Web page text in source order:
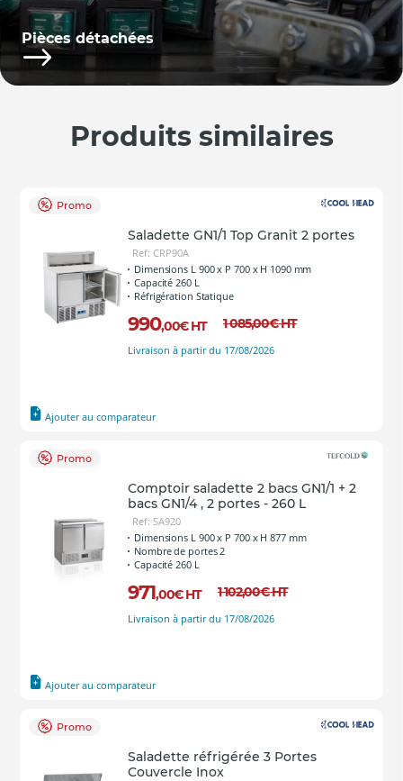
Pièces détachées
Produits similaires
Promo
Saladette GN1/1 Top Granit 2 portes
Ref: CRP90A
Dimensions L 900 x P 700 x H 1090 mm
Capacité 260 L
Réfrigération Statique
990,00€ HT 1 085,00€HT
Livraison à partir du 17/08/2026
Ajouter au comparateur
Promo
Comptoir saladette 2 bacs GN1/1 + 2
bacs GN1/4 , 2 portes - 260 L
Ref: SA920
Dimensions L 900 x P 700 x H 877 mm
Nombre de portes 2
Capacité 260 L
971,00€ HT 1 102,00€HT
Livraison à partir du 17/08/2026
Ajouter au comparateur
Promo
Saladette réfrigérée 3 Portes
Couvercle Inox